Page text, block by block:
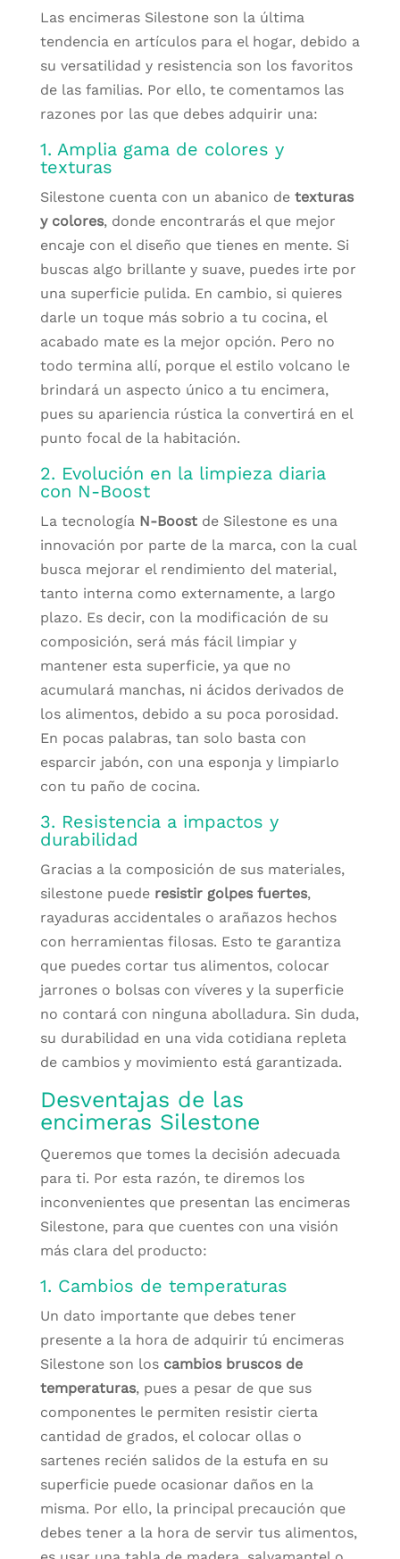
Las encimeras Silestone son la última
tendencia en artículos para el hogar, debido a
su versatilidad y resistencia son los favoritos
de las familias. Por ello, te comentamos las
razones por las que debes adquirir una:
1. Amplia gama de colores y
texturas
Silestone cuenta con un abanico de texturas
y colores, donde encontrarás el que mejor
encaje con el diseño que tienes en mente. Si
buscas algo brillante y suave, puedes irte por
una superficie pulida. En cambio, si quieres
darle un toque más sobrio a tu cocina, el
acabado mate es la mejor opción. Pero no
todo termina allí, porque el estilo volcano le
brindará un aspecto único a tu encimera,
pues su apariencia rústica la convertirá en el
punto focal de la habitación.
2. Evolución en la limpieza diaria
con N-Boost
La tecnología N-Boostde Silestone es una
innovación por parte de la marca, con la cual
busca mejorar el rendimiento del material,
tanto interna como externamente, a largo
plazo. Es decir, con la modificación de su
composición, será más fácil limpiar y
mantener esta superficie, ya que no
acumulará manchas, ni ácidos derivados de
los alimentos, debido a su poca porosidad.
En pocas palabras, tan solo basta con
esparcir jabón, con una esponja y limpiarlo
con tu paño de cocina.
3. Resistencia a impactos y
durabilidad
Gracias a la composición de sus materiales,
silestone puede resistir golpes fuertes,
rayaduras accidentales o arañazos hechos
con herramientas filosas. Esto te garantiza
que puedes cortar tus alimentos, colocar
jarrones o bolsas con víveres y la superficie
no contará con ninguna abolladura. Sin duda,
su durabilidad en una vida cotidiana repleta
de cambios y movimiento está garantizada.
Desventajas de las
encimeras Silestone
Queremos que tomes la decisión adecuada
para ti. Por esta razón, te diremos los
inconvenientes que presentan las encimeras
Silestone, para que cuentes con una visión
más clara del producto:
1. Cambios de temperaturas
Un dato importante que debes tener
presente a la hora de adquirir tú encimeras
Silestone son los cambios bruscos de
temperaturas, pues a pesar de que sus
componentes le permiten resistir cierta
cantidad de grados, el colocar ollas o
sartenes recién salidos de la estufa en su
superficie puede ocasionar daños en la
misma. Por ello, la principal precaución que
debes tener a la hora de servir tus alimentos,